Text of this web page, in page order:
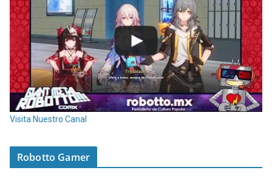
Visita Nuestro Canal
Robotto Gamer